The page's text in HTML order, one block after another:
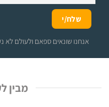
*אנחנו שונאים ספאם ולעולם
מבין